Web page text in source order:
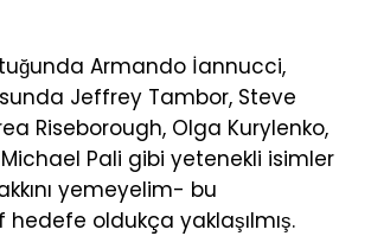
Armando İannucci,
Jeffrey Tambor, Steve
Riseborough, Olga Kurylenko,
Pali gibi yetenekli isimler
yemeyelim- bu
oldukça yaklaşılmış.